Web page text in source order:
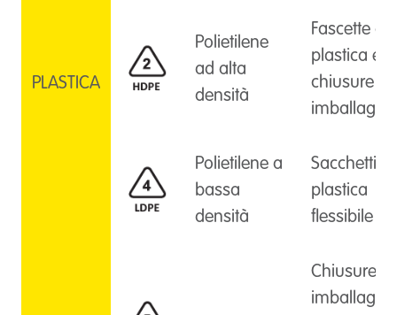
PLASTICA
Polietilene
ad alta
densità
Fascette di
plastica e
chiusure
imballaggi
Polietilene a
bassa
densità
Sacchetti di
plastica
flessibile
Chiusure
imballaggi,